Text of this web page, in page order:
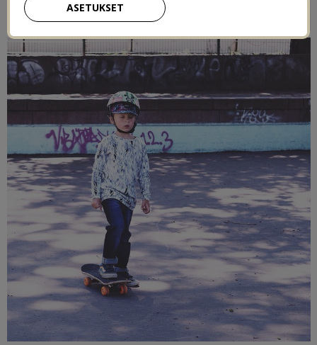
ASETUKSET